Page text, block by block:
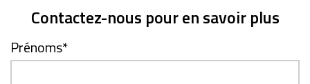
Contactez-nous pour en savoir plus
Prénoms*